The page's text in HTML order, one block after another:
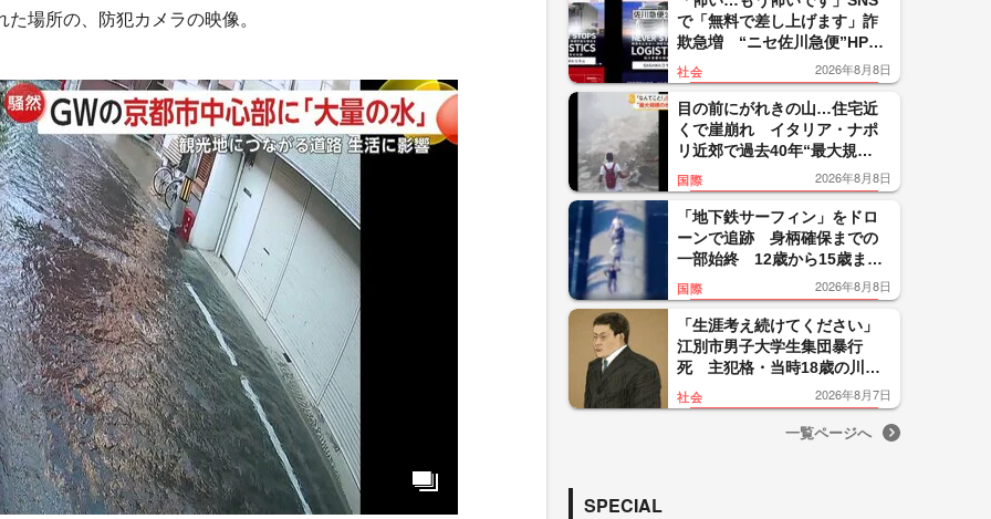
場所の、防犯カメラの映像。
で「無料で差し上げます」詐
欺急増 “ニセ佐川急便”HPに
誘導、個人情報要求 佐川急
便「断じて許されない」怒り
社会 2026年8月8日
目の前にがれきの山…住宅近
くで崖崩れ イタリア・ナポ
リ近郊で過去40年“最大規
模”地震 26人負傷300人避難
国際 2026年8月8日
「地下鉄サーフィン」をドロ
ーンで追跡 身柄確保までの
一部始終 12歳から15歳まで
の少年5人を逮捕 ニューヨー
ク
国際 2026年8月8日
「生涯考え続けてください」
江別市男子大学生集団暴行
死 主犯格・当時18歳の川口
侑斗被告に無期懲役の判決
「理不尽以外の何ものでもな
社会 2026年8月7日
一覧ページへ
SPECIAL